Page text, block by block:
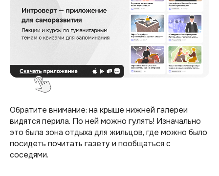
Обратите внимание: на крыше нижней галереи
видятся перила. По ней можно гулять! Изначально
это была зона отдыха для жильцов, где можно было
посидеть почитать газету и пообщаться с
соседями.